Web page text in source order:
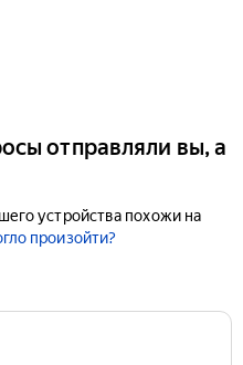
отправляли вы, а
устройства похожи на
произойти?